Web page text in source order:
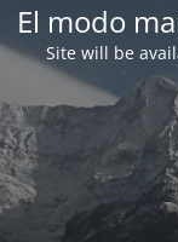
El modo
Site will be